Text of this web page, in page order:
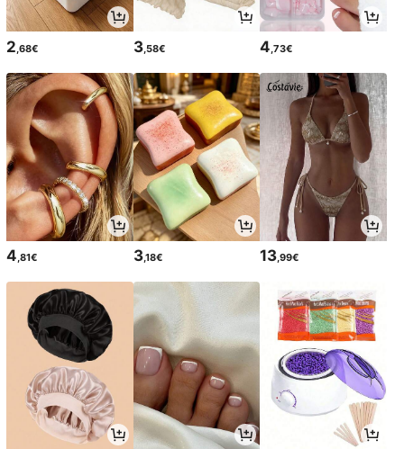
2 ,68€ 3,58€ 4 ,73€
4,81€ 3,18€ 13,99€